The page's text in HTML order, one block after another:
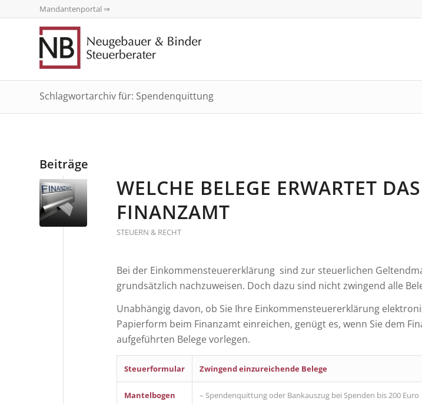
Mandantenportal ⇒
Schlagwortarchiv für: Spendenquittung
Beiträge
WELCHE BELEGE ERWARTET DAS
FINANZAMT
STEUERN & RECHT
Bei der Einkommensteuererklärung sind zur steuerlichen
grundsätzlich nachzuweisen. Doch dazu sind nicht zwingend alle
Unabhängig davon, ob Sie Ihre Einkommensteuererklärung
Papierform beim Finanzamt einreichen, genügt es, wenn Sie dem
aufgeführten Belege vorlegen.
Steuerformular Zwingend einzureichende Belege
Mantelbogen
– Spendenquittung oder Bankauszug bei Spenden bis 200 Euro